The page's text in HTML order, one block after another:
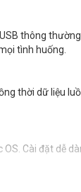
thông
tình huống.
thời dữ liệu
Cài đặt dễ